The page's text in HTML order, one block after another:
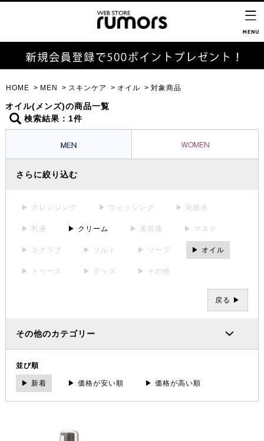
HOME MEN スキンケア オイル 対象商品
オイル(メンズ)の商品一覧
検索結果：1件
さらに絞り込む
▶ クレンジング ▶ ウォッシング ▶ 化粧水
▶ 乳液 ▶ クリーム ▶ 美容液 ▶ マスク
▶ スクラブ ▶ ソルト ▶ ソープ ▶ オイル
▶ トゥース ▶ グッズ ▶ その他
戻る ▶
その他のカテゴリー
並び順
▶ 新着 ▶ 価格が安い順 ▶ 価格が高い順